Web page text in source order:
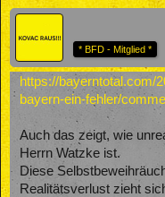
* BFD - Mitglied *
https://bayerntotal.com/
bayern-ein-fehler/
Auch das zeigt, wie
Herrn Watzke ist.
Diese
Realitätsverlust zieht